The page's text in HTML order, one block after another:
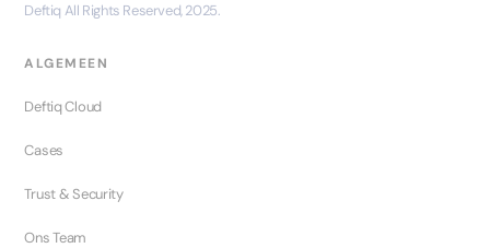
Deftiq All Rights Reserved, 2025.
ALGEMEEN
Deftiq Cloud
Cases
Trust & Security
Ons Team